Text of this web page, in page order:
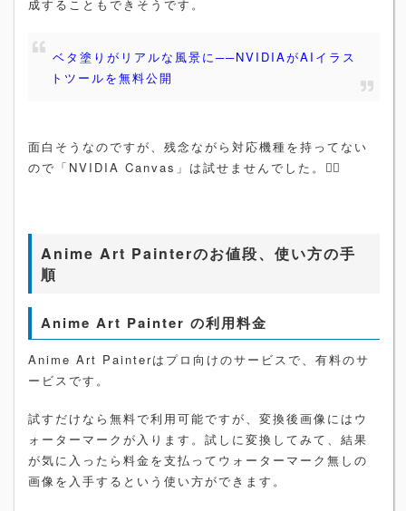
成することもできそうです。
ベタ塗りがリアルな風景に──NVIDIAがAIイラス
トツールを無料公開
面白そうなのですが、残念ながら対応機種を持ってない
ので「NVIDIA Canvas」は試せませんでした。🤦‍♀️
Anime Art Painterのお値段、使い方の手
順
Anime Art Painter の利用料金
Anime Art Painterはプロ向けのサービスで、有料のサ
ービスです。
試すだけなら無料で利用可能ですが、変換後画像にはウ
ォーターマークが入ります。試しに変換してみて、結果
が気に入ったら料金を支払ってウォーターマーク無しの
画像を入手するという使い方ができます。